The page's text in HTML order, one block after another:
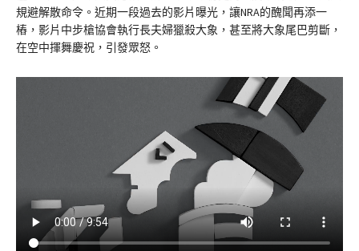
規避解散命令。近期一段過去的影片曝光，讓NRA的醜聞再添一
樁，影片中步槍協會執行長夫婦獵殺大象，甚至將大象尾巴剪斷，
在空中揮舞慶祝，引發眾怒。